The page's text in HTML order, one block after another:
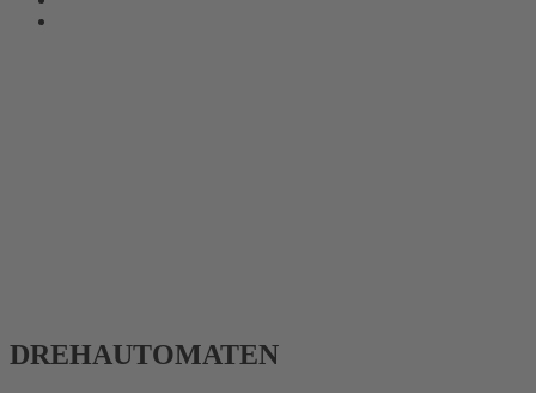
DREHAUTOMATEN